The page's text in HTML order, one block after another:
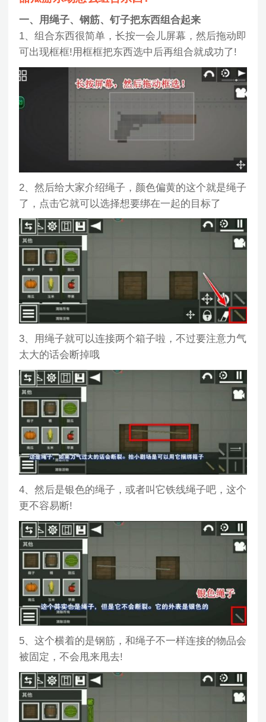
一、用绳子、钢筋、钉子把东西组合起来
1、组合东西很简单，长按一会儿屏幕，然后拖动即
可出现框框!用框框把东西选中后再组合就成功了!
2、然后给大家介绍绳子，颜色偏黄的这个就是绳子
了，点击它就可以选择想要绑在一起的目标了
3、用绳子就可以连接两个箱子啦，不过要注意力气
太大的话会断掉哦
4、然后是银色的绳子，或者叫它铁线绳子吧，这个
更不容易断!
5、这个横着的是钢筋，和绳子不一样连接的物品会
被固定，不会甩来甩去!